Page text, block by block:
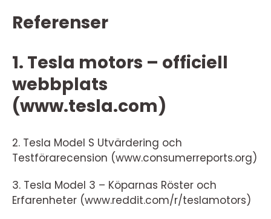
Referenser
1. Tesla motors – officiell
webbplats
(www.tesla.com)
2. Tesla Model S Utvärdering och
Testförarecension (www.consumerreports.org)
3. Tesla Model 3 – Köparnas Röster och
Erfarenheter (www.reddit.com/r/teslamotors)